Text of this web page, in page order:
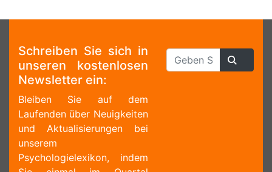
Schreiben Sie sich in
unseren kostenlosen
Newsletter ein:
Bleiben Sie auf dem
Laufenden über Neuigkeiten
und Aktualisierungen bei
unserem
Psychologielexikon, indem